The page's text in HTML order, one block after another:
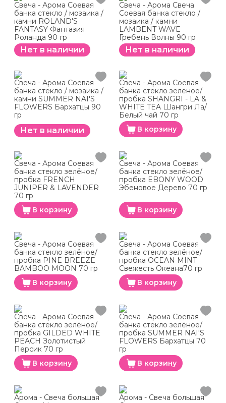
Свеча - Арома Соевая
банка стекло / мозаика /
камни ROLAND'S
FANTASY Фантазия
Роланда 90 гр
Нет в наличии
Свеча - Арома Свеча
Соевая банка стекло /
мозаика / камни
LAMBENT WAVE
Гребень Волны 90 гр
Нет в наличии
Свеча - Арома Соевая
банка стекло / мозаика /
камни SUMMER NAI'S
FLOWERS Бархатцы 90
гр
Нет в наличии
Свеча - Арома Соевая
банка стекло зелёное/
пробка SHANGRI - LA &
WHITE TEA Шангри Ла/
Белый чай 70 гр
В корзину
Свеча - Арома Соевая
банка стекло зелёное/
пробка FRENCH
JUNIPER & LAVENDER
70 гр
В корзину
Свеча - Арома Соевая
банка стекло зелёное/
пробка EBONY WOOD
Эбеновое Дерево 70 гр
В корзину
Свеча - Арома Соевая
банка стекло зелёное/
пробка PINE BREEZE
BAMBOO MOON 70 гр
В корзину
Свеча - Арома Соевая
банка стекло зелёное/
пробка OCEAN MINT
Свежесть Океана70 гр
В корзину
Свеча - Арома Соевая
банка стекло зелёное/
пробка GILDED WHITE
PEACH Золотистый
Персик 70 гр
В корзину
Свеча - Арома Соевая
банка стекло зелёное/
пробка SUMMER NAI'S
FLOWERS Бархатцы 70
гр
В корзину
Арома - Свеча большая
Арома - Свеча большая